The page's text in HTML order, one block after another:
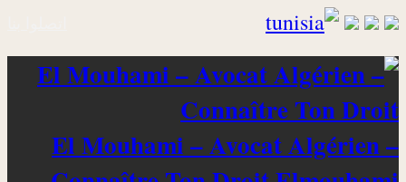
El Mouhami – Avocat Algérien –